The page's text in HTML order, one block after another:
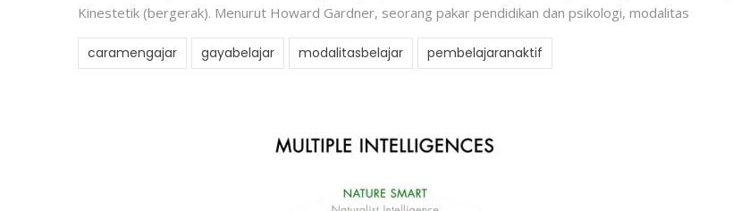
Kinestetik (bergerak). Menurut Howard Gardner, seorang pakar pendidikan dan psikologi, modalitas
caramengajar gayabelajar modalitasbelajar pembelajaranaktif